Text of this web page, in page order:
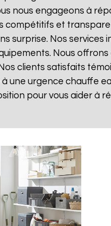
nous engageons à
compétitifs et
surprise. Nos services
Nous
clients satisfaits
une urgence chauffe
pour vous aider à